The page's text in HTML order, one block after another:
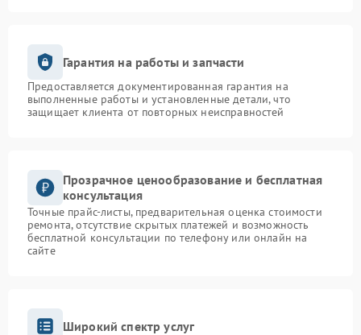
Гарантия на работы и запчасти
Предоставляется документированная гарантия на
выполненные работы и установленные детали, что
защищает клиента от повторных неисправностей
Прозрачное ценообразование и бесплатная
консультация
Точные прайс-листы, предварительная оценка стоимости
ремонта, отсутствие скрытых платежей и возможность
бесплатной консультации по телефону или онлайн на
сайте
Широкий спектр услуг